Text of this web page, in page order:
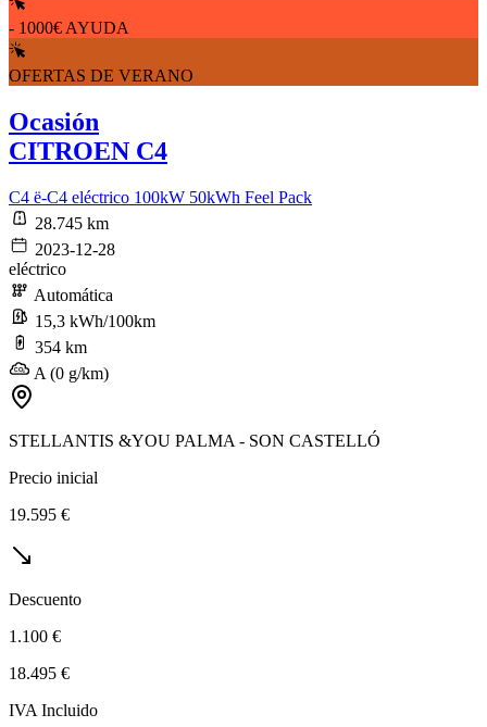
- 1000€ AYUDA
OFERTAS DE VERANO
Ocasión
CITROEN C4
C4 ë-C4 eléctrico 100kW 50kWh Feel Pack
28.745 km
2023-12-28
eléctrico
Automática
15,3 kWh/100km
354 km
A (0 g/km)
STELLANTIS &YOU PALMA - SON CASTELLÓ
Precio inicial
19.595 €
Descuento
1.100 €
18.495 €
IVA Incluido